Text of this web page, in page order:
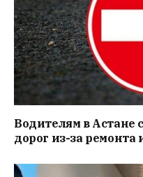
Водителям в Астане
дорог из-за ремонта